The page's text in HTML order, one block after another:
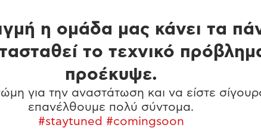
η ομάδα μας κάνει τα
το τεχνικό
προέκυψε.
για την αναστάτωση και να είστε
επανέλθουμε πολύ σύντομα.
#staytuned #comingsoon